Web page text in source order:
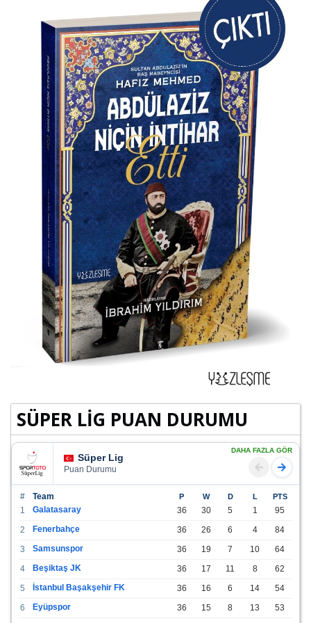
SÜPER LİG PUAN DURUMU
Süper Lig
Puan Durumu
DAHA FAZLA GÖR
# Team P W D L PTS
1 Galatasaray 36 30 5 1
95
2
Fenerbahçe 36 26 6 4
84
3
Samsunspor 36 19 7 10
64
4
Beşiktaş JK 36 17 11 8
62
5
İstanbul Başakşehir FK 36 16 6 14
54
6
Eyüpspor 36 15 8 13
53